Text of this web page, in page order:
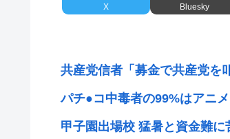
X Bluesky
共産党信者「募金で共産党を
パチ●コ中毒者の99%はアニ
甲子園出場校 猛暑と資金難に